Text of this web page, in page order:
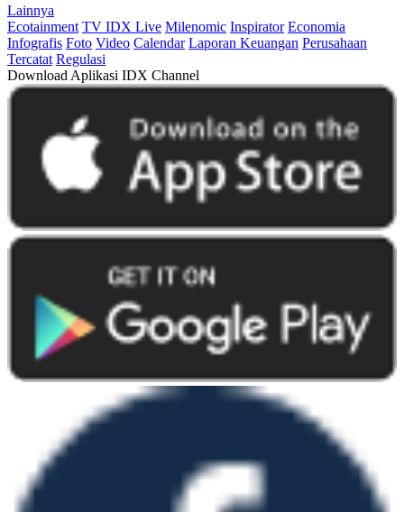
Lainnya
Ecotainment TV IDX Live Milenomic Inspirator Economia
Infografis Foto Video Calendar Laporan Keuangan Perusahaan
Tercatat Regulasi
Download Aplikasi IDX Channel